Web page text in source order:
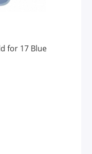
for 17 Blue